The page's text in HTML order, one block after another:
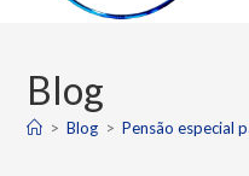
Blog
> Blog > Pensão especial